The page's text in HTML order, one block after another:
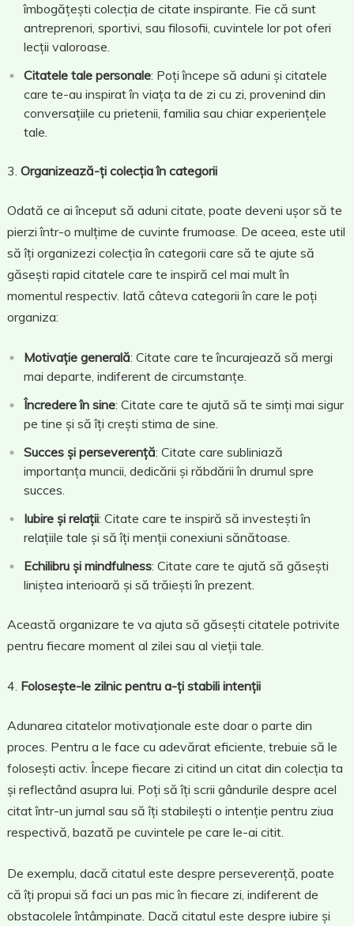
îmbogățești colecția de citate inspirante. Fie că sunt
antreprenori, sportivi, sau filosofii, cuvintele lor pot oferi
lecții valoroase.
Citatele tale personale: Poți începe să aduni și citatele
care te-au inspirat în viața ta de zi cu zi, provenind din
conversațiile cu prietenii, familia sau chiar experiențele
tale.
Organizează-ți colecția în categorii
Odată ce ai început să aduni citate, poate deveni ușor să te
pierzi într-o mulțime de cuvinte frumoase. De aceea, este util
să îți organizezi colecția în categorii care să te ajute să
găsești rapid citatele care te inspiră cel mai mult în
momentul respectiv. Iată câteva categorii în care le poți
organiza:
Motivație generală: Citate care te încurajează să mergi
mai departe, indiferent de circumstanțe.
Încredere în sine: Citate care te ajută să te simți mai sigur
pe tine și să îți crești stima de sine.
Succes și perseverență: Citate care subliniază
importanța muncii, dedicării și răbdării în drumul spre
succes.
Iubire și relații: Citate care te inspiră să investești în
relațiile tale și să îți menții conexiuni sănătoase.
Echilibru și mindfulness: Citate care te ajută să găsești
liniștea interioară și să trăiești în prezent.
Această organizare te va ajuta să găsești citatele potrivite
pentru fiecare moment al zilei sau al vieții tale.
Folosește-le zilnic pentru a-ți stabili intenții
Adunarea citatelor motivaționale este doar o parte din
proces. Pentru a le face cu adevărat eficiente, trebuie să le
folosești activ. Începe fiecare zi citind un citat din colecția ta
și reflectând asupra lui. Poți să îți scrii gândurile despre acel
citat într-un jurnal sau să îți stabilești o intenție pentru ziua
respectivă, bazată pe cuvintele pe care le-ai citit.
De exemplu, dacă citatul este despre perseverență, poate
că îți propui să faci un pas mic în fiecare zi, indiferent de
obstacolele întâmpinate. Dacă citatul este despre iubire și